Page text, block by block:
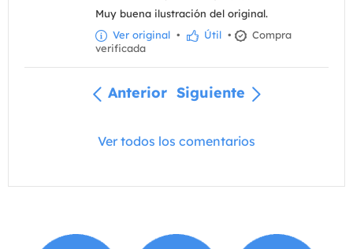
Muy buena ilustración del original.
Ver original • Útil •
Compra
verificada
Anterior Siguiente
Ver todos los comentarios